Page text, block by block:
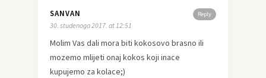
Reply
SANVAN
30. studenoga 2017. at 12:51
Molim Vas dali mora biti kokosovo brasno ili
mozemo mlijeti onaj kokos koji inace
kupujemo za kolace;)